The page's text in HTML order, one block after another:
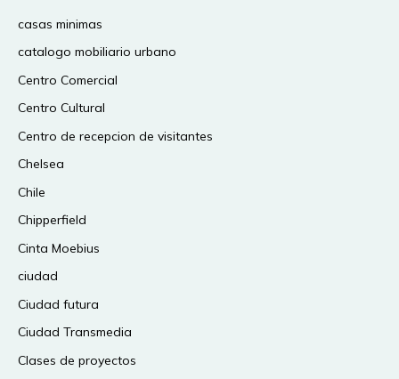
casas minimas
catalogo mobiliario urbano
Centro Comercial
Centro Cultural
Centro de recepcion de visitantes
Chelsea
Chile
Chipperfield
Cinta Moebius
ciudad
Ciudad futura
Ciudad Transmedia
Clases de proyectos